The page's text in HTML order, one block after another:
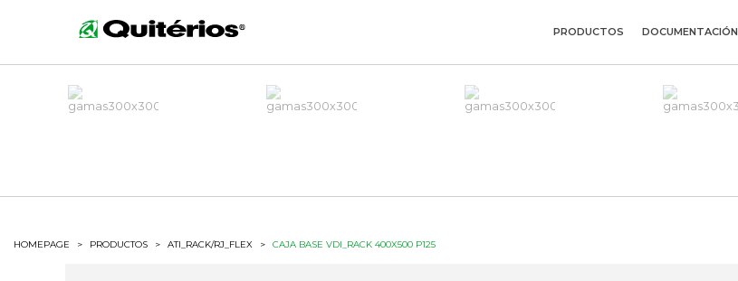
PRODUCTOS DOCUMENTACIÓN
HOMEPAGE > PRODUCTOS > ATI_RACK/RJ_FLEX > CAJA BASE VDI_RACK 400X500 P125